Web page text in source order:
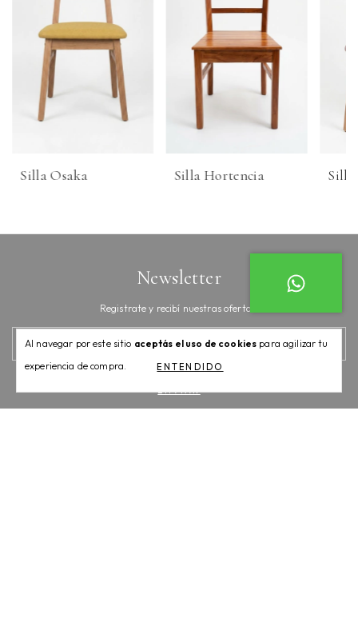
Al navegar por este sitio aceptás el uso de cookies para agilizar tu
experiencia de compra.
ENTENDIDO
Silla Osaka Silla Hortencia
Newsletter
Registrate y recibí nuestras ofertas.